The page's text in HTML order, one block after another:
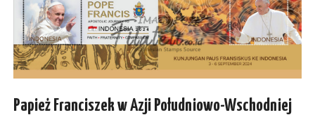
Papież Franciszek w Azji Południowo-Wschodniej